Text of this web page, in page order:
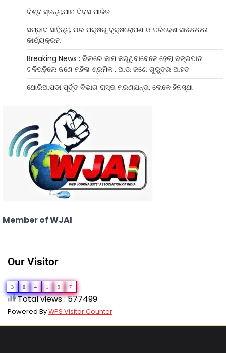
ବିଶ୍ଵ ସ୍ତନ୍ୟପାନ ଦିବସ ପାଳିତ
ସମ୍ବାଦ ସାହିତ୍ୟ ଘର ପକ୍ଷରୁ ବୃକ୍ଷରୋପଣ ଓ ପରିବେଶ ସଚେତନତା
କାର୍ଯ୍ୟକ୍ରମ
Breaking News : ବିଲରେ କାମ କରୁଥିବାବେଳେ ହେଲା ବଜ୍ରପାତ:
ଟଳିପଡ଼ିଲେ ଜଣେ ମହିଳା ଶ୍ରମିକ , ଆଉ ଜଣେ ଗୁରୁତର ଆହତ
ଥୋରିଆପଡା ପୂର୍ତ୍ତ ବିଭାଗ ରାସ୍ତା ମରଣଯନ୍ତା, ଲୋକେ ହିନସ୍ଥା
Member of WJAI
Our Visitor
3 0 4 1 9 7
Total views : 577499
Powered ByWPS Visitor Counter